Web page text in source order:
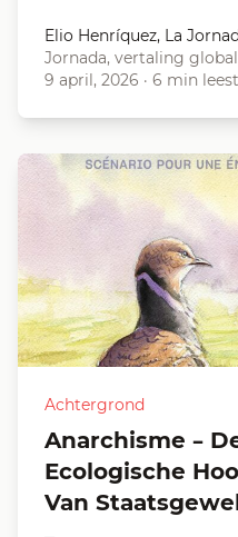
Elio Henríquez, La
Jornada, vertaling
9 april, 2026 · 6 min
Achtergrond
Anarchisme – De Laatste
Ecologische
Van